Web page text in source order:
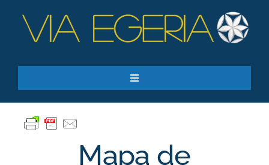
content
Toggle
Recursos
Quiero apoyar
Mapa de